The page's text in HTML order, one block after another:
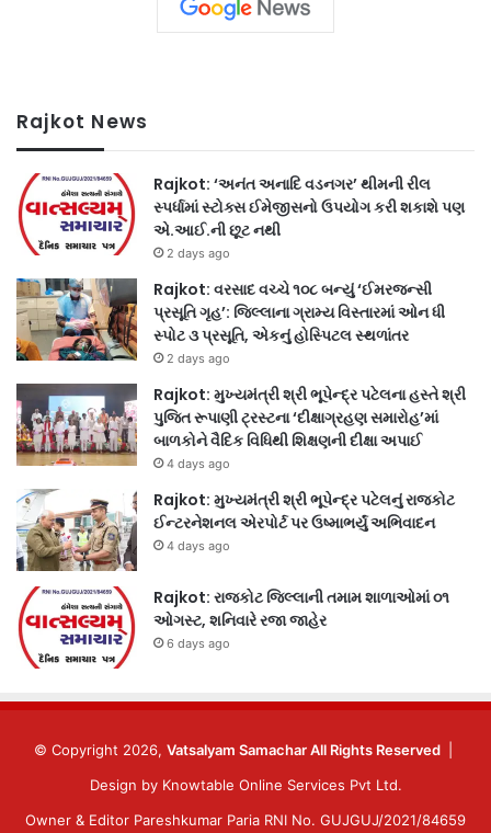
Rajkot News
Rajkot: ‘અનંત અનાદિ વડનગર’ થીમની રીલ
સ્પર્ધામાં સ્ટોક્સ ઈમેજીસનો ઉપયોગ કરી શકાશે પણ
એ.આઈ.ની છૂટ નથી
2 days ago
Rajkot: વરસાદ વચ્ચે ૧૦૮ બન્યું ‘ઈમરજન્સી
પ્રસૂતિ ગૃહ’: જિલ્લાના ગ્રામ્ય વિસ્તારમાં ઓન ધી
સ્પોટ ૩ પ્રસૂતિ, એકનું હોસ્પિટલ સ્થળાંતર
2 days ago
Rajkot: મુખ્યમંત્રી શ્રી ભૂપેન્દ્ર પટેલના હસ્તે શ્રી
પુજિત રૂપાણી ટ્રસ્ટના ‘દીક્ષાગ્રહણ સમારોહ’માં
બાળકોને વૈદિક વિધિથી શિક્ષણની દીક્ષા અપાઈ
4 days ago
Rajkot: મુખ્યમંત્રી શ્રી ભૂપેન્દ્ર પટેલનું રાજકોટ
ઈન્ટરનેશનલ એરપોર્ટ પર ઉષ્માભર્યું અભિવાદન
4 days ago
Rajkot: રાજકોટ જિલ્લાની તમામ શાળાઓમાં ૦૧
ઓગસ્ટ, શનિવારે રજા જાહેર
6 days ago
© Copyright 2026, Vatsalyam Samachar All Rights Reserved
Design by Knowtable Online Services Pvt Ltd.
Owner & Editor Pareshkumar Paria RNI No. GUJGUJ/2021/84659